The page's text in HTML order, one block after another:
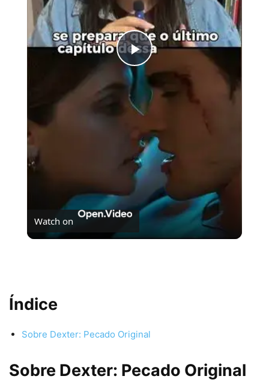
Play
Video
Watch on
Índice
Sobre Dexter: Pecado Original
Sobre Dexter: Pecado Original